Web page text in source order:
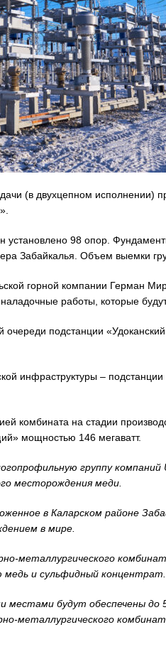
(в двухцепном исполнении)
установлено 98 опор.
Забайкалья. Объем выемки
горной компании Герман
работы, которые
очереди подстанции
инфраструктуры –
комбината на стадии
мощностью 146 мегаватт.
группу
месторождения меди.
в Каларском районе
в мире.
металлургического
и сульфидный концентрат.
местами будут обеспечены до
металлургического